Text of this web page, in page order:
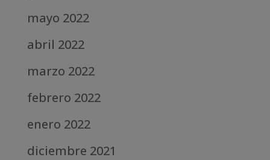
mayo 2022
abril 2022
marzo 2022
febrero 2022
enero 2022
diciembre 2021